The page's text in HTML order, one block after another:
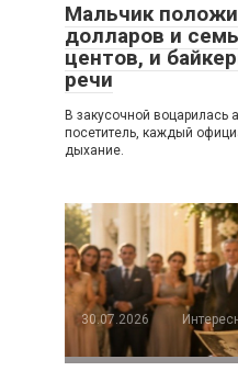
Мальчик
долларов и
центов, и
речи
В закусочной
посетитель, каждый
дыхание.
30.07.2026